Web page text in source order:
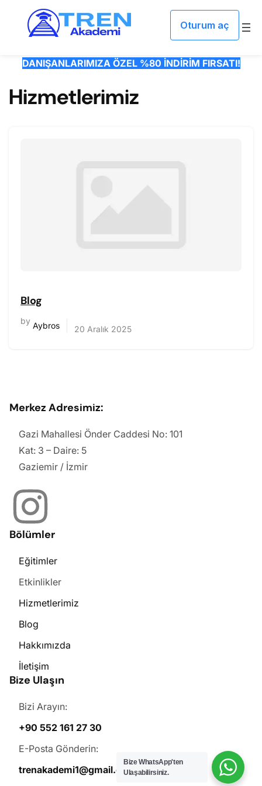
İçeriğe geç
Oturum aç
DANIŞANLARIMIZA ÖZEL %80 İNDİRİM FIRSATI!
Hizmetlerimiz
Blog
by Aybros 20 Aralık 2025
Merkez Adresimiz:
Gazi Mahallesi Önder Caddesi No: 101
Kat: 3 – Daire: 5
Gaziemir / İzmir
Bölümler
Eğitimler
Etkinlikler
Hizmetlerimiz
Blog
Hakkımızda
İletişim
Bize Ulaşın
Bizi Arayın:
+90 552 161 27 30
E-Posta Gönderin:
trenakademi1@gmail.com
Bize WhatsApp'ten
Ulaşabilirsiniz.